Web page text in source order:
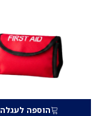
הוספה לעגלה